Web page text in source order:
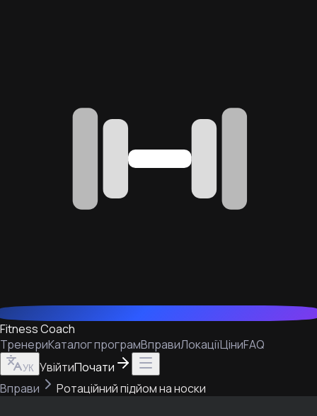
Fitness Coach
ТренериКаталог програмВправиЛокаціїЦіниFAQ
УК УвійтиПочати
Вправи
Ротаційний підйом на носки